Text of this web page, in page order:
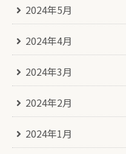
2024年5月
2024年4月
2024年3月
2024年2月
2024年1月